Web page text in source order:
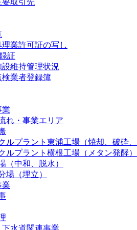
業許可証の写し
証
維持管理状況
業者登録簿
業
れ・事業エリア
ルプラント東浦工場（焼却、破砕
ルプラント横根工場（メタン発酵）
（中和、脱水）
場（埋立）
業
水道関連事業